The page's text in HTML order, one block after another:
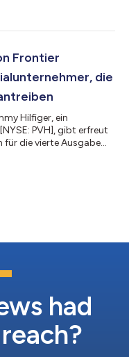
das Publikum
Erlebnis findet am
wir...
Frontier
die
Hilfiger, ein
PVH], gibt erfreut
die vierte Ausgabe
heißen). Es stärkt
des sozialen
had